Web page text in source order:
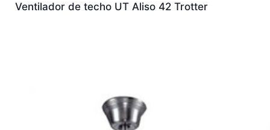
Ventilador de techo UT Aliso 42 Trotter